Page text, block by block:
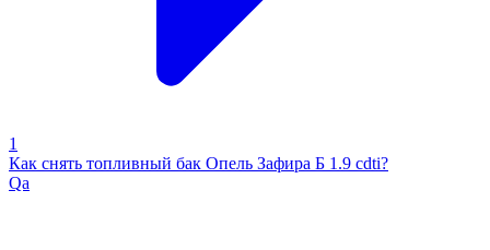
1
Как снять топливный бак Опель Зафира Б 1.9 cdti?
Qa